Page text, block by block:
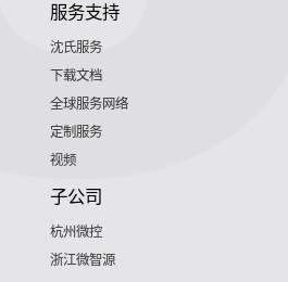
服务支持
沈氏服务
下载文档
全球服务网络
定制服务
视频
子公司
杭州微控
浙江微智源